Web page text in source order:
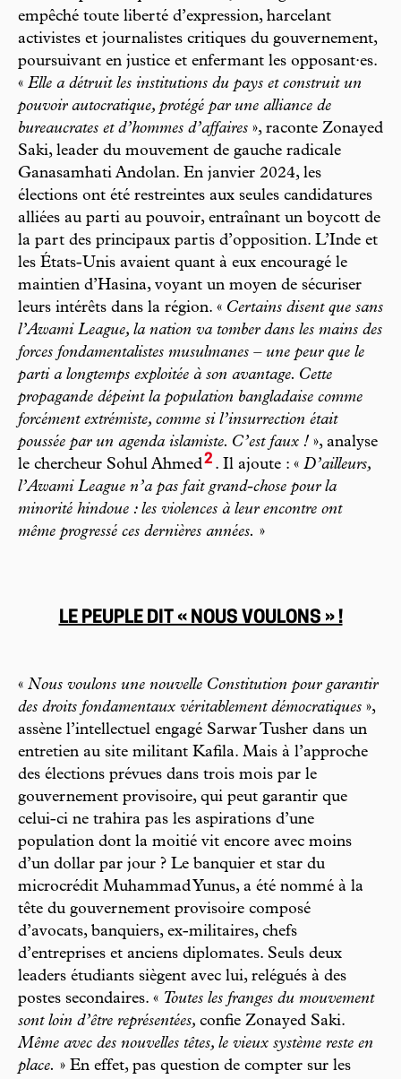
empêché toute liberté d’expression, harcelant
activistes et journalistes critiques du gouvernement,
poursuivant en justice et enfermant les opposant·es.
« Elle a détruit les institutions du pays et construit un
pouvoir autocratique, protégé par une alliance de
bureaucrates et d’hommes d’affaires », raconte Zonayed
Saki, leader du mouvement de gauche radicale
Ganasamhati Andolan. En janvier 2024, les
élections ont été restreintes aux seules candidatures
alliées au parti au pouvoir, entraînant un boycott de
la part des principaux partis d’opposition. L’Inde et
les États-Unis avaient quant à eux encouragé le
maintien d’Hasina, voyant un moyen de sécuriser
leurs intérêts dans la région. « Certains disent que sans
l’Awami League, la nation va tomber dans les mains des
forces fondamentalistes musulmanes – une peur que le
parti a longtemps exploitée à son avantage. Cette
propagande dépeint la population bangladaise comme
forcément extrémiste, comme si l’insurrection était
poussée par un agenda islamiste. C’est faux ! », analyse
le chercheur Sohul Ahmed2 . Il ajoute : « D’ailleurs,
l’Awami League n’a pas fait grand-chose pour la
minorité hindoue : les violences à leur encontre ont
même progressé ces dernières années. »
LE PEUPLE DIT « NOUS VOULONS » !
« Nous voulons une nouvelle Constitution pour garantir
des droits fondamentaux véritablement démocratiques »,
assène l’intellectuel engagé Sarwar Tusher dans un
entretien au site militant Kafila. Mais à l’approche
des élections prévues dans trois mois par le
gouvernement provisoire, qui peut garantir que
celui-ci ne trahira pas les aspirations d’une
population dont la moitié vit encore avec moins
d’un dollar par jour ? Le banquier et star du
microcrédit Muhammad Yunus, a été nommé à la
tête du gouvernement provisoire composé
d’avocats, banquiers, ex-militaires, chefs
d’entreprises et anciens diplomates. Seuls deux
leaders étudiants siègent avec lui, relégués à des
postes secondaires. « Toutes les franges du mouvement
sont loin d’être représentées, confie Zonayed Saki.
Même avec des nouvelles têtes, le vieux système reste en
place. » En effet, pas question de compter sur les